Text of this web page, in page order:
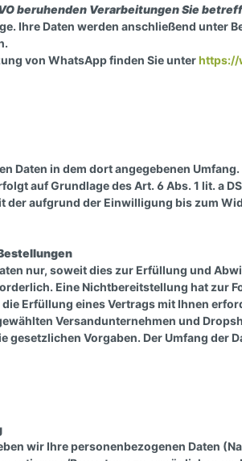
beruhenden Verarbeitungen Sie
Ihre Daten werden anschließend
von WhatsApp finden Sie unterhttps://
Daten in dem dort angegebenen
auf Grundlage des Art. 6 Abs. 1 lit. a
aufgrund der Einwilligung bis zum
nur, soweit dies zur Erfüllung und
Eine Nichtbereitstellung hat zur
Erfüllung eines Vertrags mit Ihnen
Versandunternehmen und
Vorgaben. Der Umfang der
wir Ihre personenbezogenen Daten